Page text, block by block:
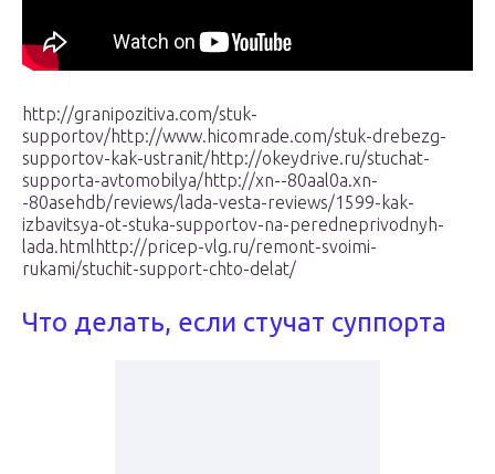
http://granipozitiva.com/stuk-
supportov/http://www.hicomrade.com/stuk-drebezg-
supportov-kak-ustranit/http://okeydrive.ru/stuchat-
supporta-avtomobilya/http://xn--80aal0a.xn-
-80asehdb/reviews/lada-vesta-reviews/1599-kak-
izbavitsya-ot-stuka-supportov-na-peredneprivodnyh-
lada.htmlhttp://pricep-vlg.ru/remont-svoimi-
rukami/stuchit-support-chto-delat/
Что делать, если стучат суппорта